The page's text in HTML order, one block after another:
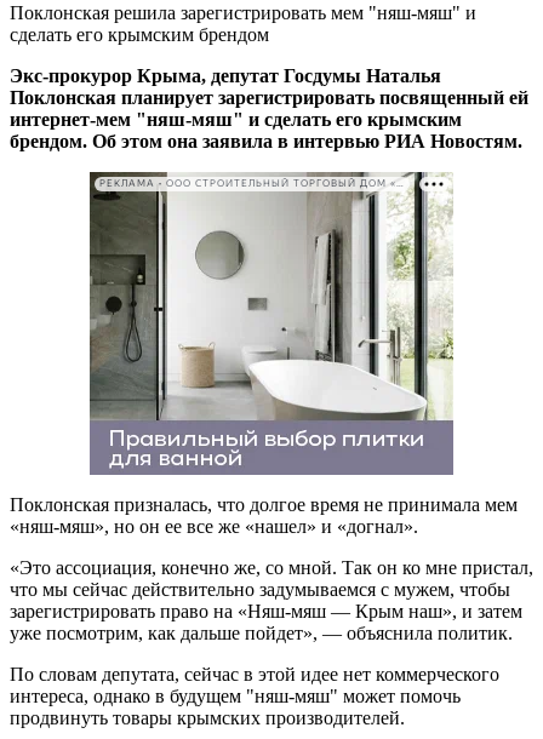
Поклонская решила зарегистрировать мем "няш-мяш" и
сделать его крымским брендом
Экс-прокурор Крыма, депутат Госдумы Наталья
Поклонская планирует зарегистрировать посвященный ей
интернет-мем "няш-мяш" и сделать его крымским
брендом. Об этом она заявила в интервью РИА Новостям.
РЕКЛАМА • ООО СТРОИТЕЛЬНЫЙ ТОРГОВЫЙ ДОМ «ПЕТРОВИЧ». ИНН: 7802348846
Поклонская призналась, что долгое время не принимала мем
«няш-мяш», но он ее все же «нашел» и «догнал».
«Это ассоциация, конечно же, со мной. Так он ко мне пристал,
что мы сейчас действительно задумываемся с мужем, чтобы
зарегистрировать право на «Няш-мяш — Крым наш», и затем
уже посмотрим, как дальше пойдет», — объяснила политик.
По словам депутата, сейчас в этой идее нет коммерческого
интереса, однако в будущем "няш-мяш" может помочь
продвинуть товары крымских производителей.